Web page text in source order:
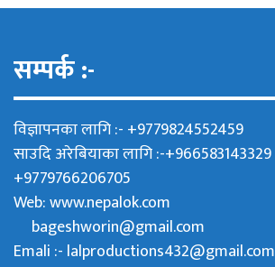
सम्पर्क :-
विज्ञापनका लागि :- +9779824552459
साउदि अरेबियाका लागि :-+966583143329
+9779766206705
Web:www.nepalok.com
bageshworin@gmail.com
Emali :- lalproductions432@gmail.com